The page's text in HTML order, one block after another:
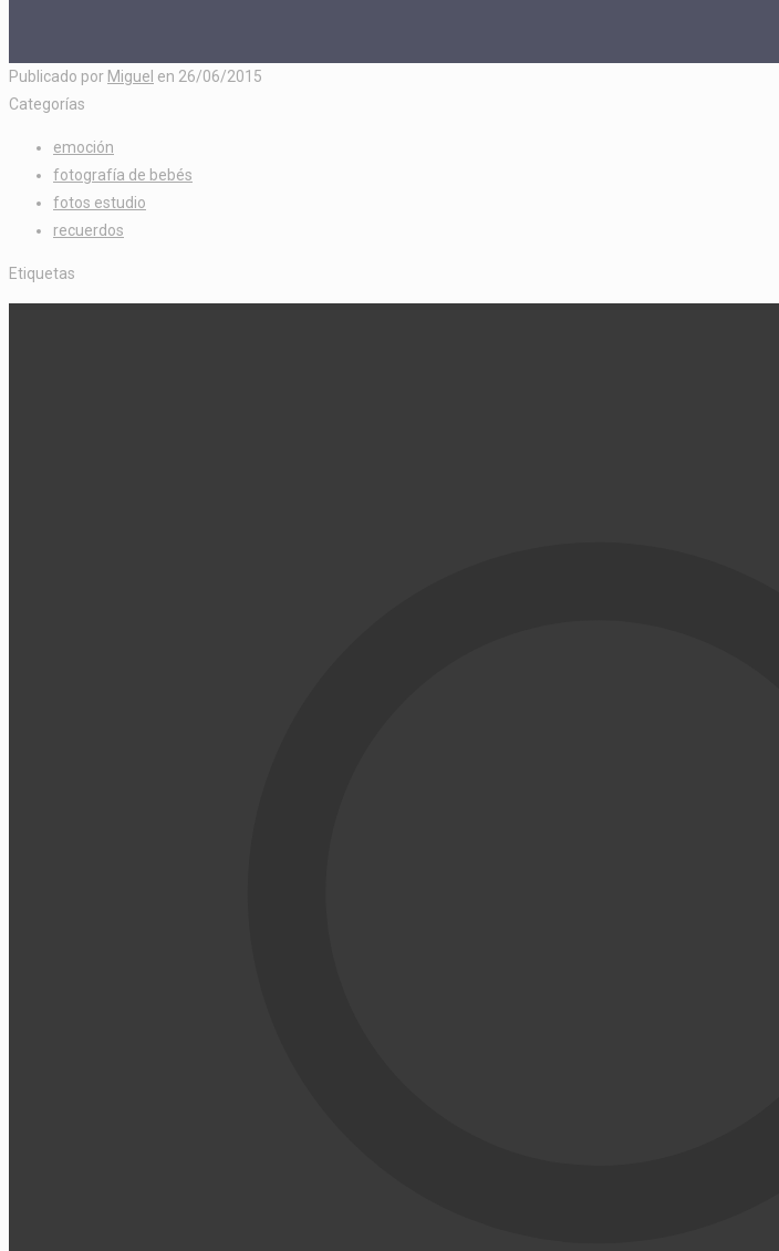
Publicado por Miguel en 26/06/2015
Categorías
emoción
fotografía de bebés
fotos estudio
recuerdos
Etiquetas